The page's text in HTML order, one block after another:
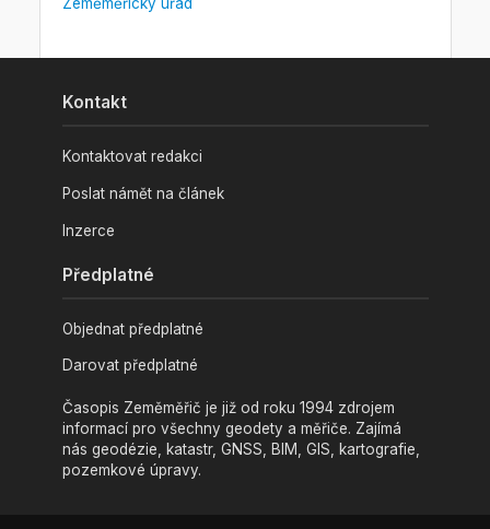
Zeměměřický úřad
Kontakt
Kontaktovat redakci
Poslat námět na článek
Inzerce
Předplatné
Objednat předplatné
Darovat předplatné
Časopis Zeměměřič je již od roku 1994 zdrojem
informací pro všechny geodety a měřiče. Zajímá
nás geodézie, katastr, GNSS, BIM, GIS, kartografie,
pozemkové úpravy.